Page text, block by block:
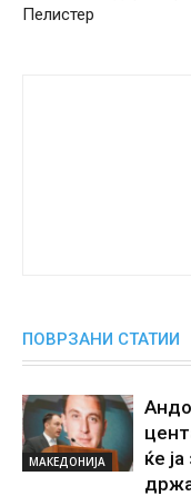
Пелистер
ПОВРЗАНИ СТАТИИ
МАКЕДОНИЈА
ќе